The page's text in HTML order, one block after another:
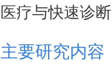
医疗与快速诊
主要研究内容